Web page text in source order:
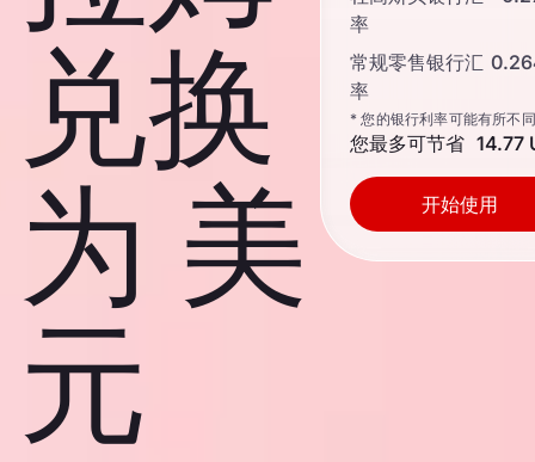
兑换
为 美
元
率
常规零售银行汇
率
* 您的银行利率可能有所不同
您最多可节省 14.77
开始使用